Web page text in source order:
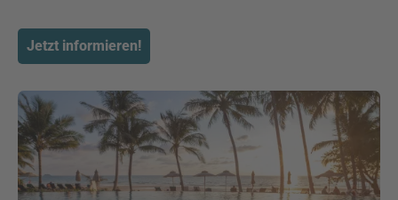
Jetzt informieren!